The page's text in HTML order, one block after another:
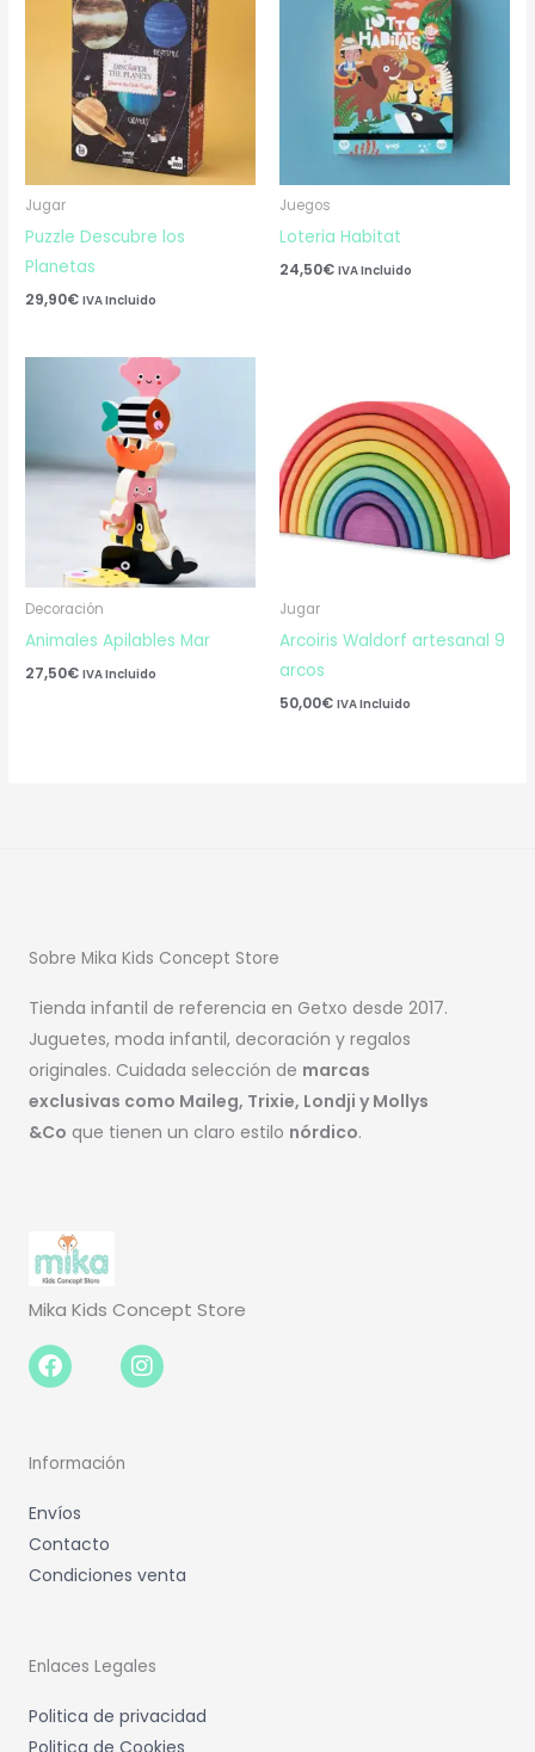
Jugar
Puzzle Descubre los
Planetas
29,90€ IVA Incluido
Juegos
Loteria Habitat
24,50€ IVA Incluido
Decoración
Animales Apilables Mar
27,50€ IVA Incluido
Jugar
Arcoiris Waldorf artesanal 9
arcos
50,00€ IVA Incluido
Sobre Mika Kids Concept Store
Tienda infantil de referencia en Getxo desde 2017.
Juguetes, moda infantil, decoración y regalos
originales. Cuidada selección de marcas
exclusivas como Maileg, Trixie, Londji y Mollys
&Co que tienen un claro estilo nórdico.
Mika Kids Concept Store
Facebook-
f
Instagram
Información
Envíos
Contacto
Condiciones venta
Enlaces Legales
Politica de privacidad
Politica de Cookies